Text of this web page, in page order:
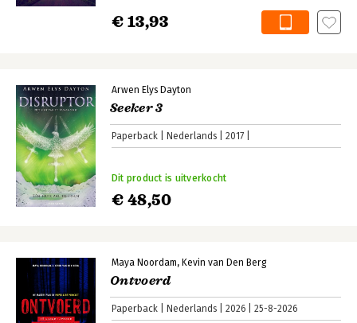
€ 13,93
Arwen Elys Dayton
Seeker 3
Paperback Nederlands 2017
€ 48,50
Dit product is uitverkocht
Maya Noordam Kevin van Den Berg
Ontvoerd
Paperback Nederlands 2026 25-8-2026